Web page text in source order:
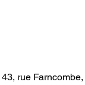
43, rue Farncombe,